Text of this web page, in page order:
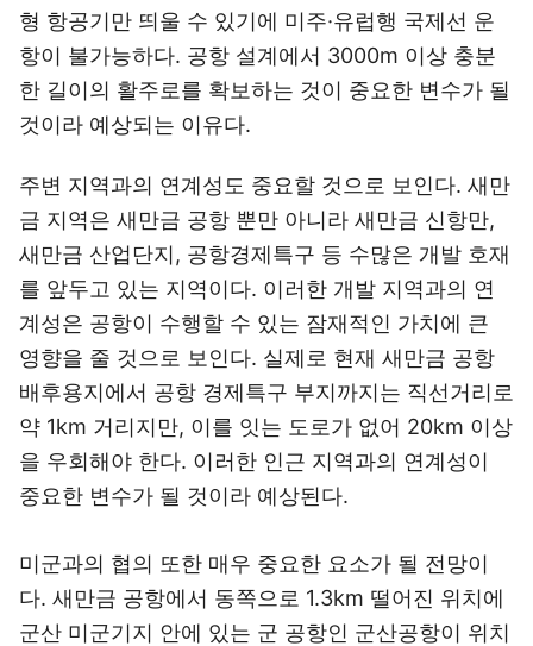
형 항공기만 띄울 수 있기에 미주·유럽행 국제선 운
항이 불가능하다. 공항 설계에서 3000m 이상 충분
한 길이의 활주로를 확보하는 것이 중요한 변수가 될
것이라 예상되는 이유다.
주변 지역과의 연계성도 중요할 것으로 보인다. 새만
금 지역은 새만금 공항 뿐만 아니라 새만금 신항만,
새만금 산업단지, 공항경제특구 등 수많은 개발 호재
를 앞두고 있는 지역이다. 이러한 개발 지역과의 연
계성은 공항이 수행할 수 있는 잠재적인 가치에 큰
영향을 줄 것으로 보인다. 실제로 현재 새만금 공항
배후용지에서 공항 경제특구 부지까지는 직선거리로
약 1km 거리지만, 이를 잇는 도로가 없어 20km 이상
을 우회해야 한다. 이러한 인근 지역과의 연계성이
중요한 변수가 될 것이라 예상된다.
미군과의 협의 또한 매우 중요한 요소가 될 전망이
다. 새만금 공항에서 동쪽으로 1.3km 떨어진 위치에
군산 미군기지 안에 있는 군 공항인 군산공항이 위치